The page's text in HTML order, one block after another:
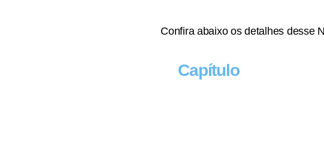
Confira abaixo os detalhes desse
Capítulo